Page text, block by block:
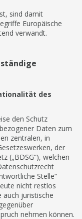
sind damit
Europäische
verwandt.
des
den Schutz
Daten zum
zentralen, in
der
(„BDSG“), welchen
Stelle“
nicht restlos
auch juristische
nehmen können.